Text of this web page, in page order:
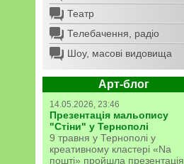
Театр
Телебачення, радіо
Шоу, масові видовища
Арт-блог
14.05.2026, 23:46
Презентація мальопису
"Стіни" у Тернополі
9 травня у Тернополі у
креативному кластері «Na
пошті» пройшла презентація